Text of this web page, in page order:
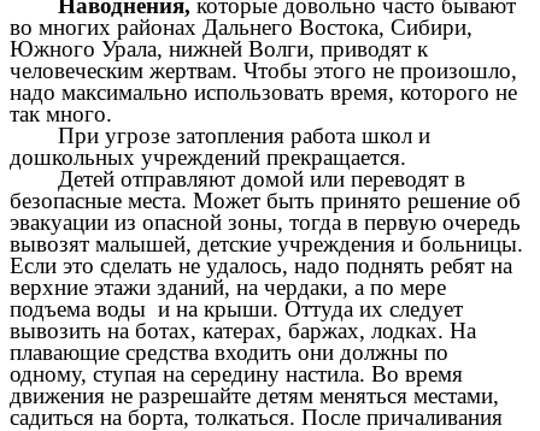
во многих районах Дальнего Востока, Сибири,
Южного Урала, нижней Волги, приводят к
человеческим жертвам. Чтобы этого не произошло,
надо максимально использовать время, которого не
так много.
При угрозе затопления работа школ и
дошкольных учреждений прекращается.
Детей отправляют домой или переводят в
безопасные места. Может быть принято решение об
эвакуации из опасной зоны, тогда в первую очередь
вывозят малышей, детские учреждения и больницы.
Если это сделать не удалось, надо поднять ребят на
верхние этажи зданий, на чердаки, а по мере
подъема воды и на крыши. Оттуда их следует
вывозить на ботах, катерах, баржах, лодках. На
плавающие средства входить они должны по
одному, ступая на середину настила. Во время
движения не разрешайте детям меняться местами,
садиться на борта, толкаться. После причаливания